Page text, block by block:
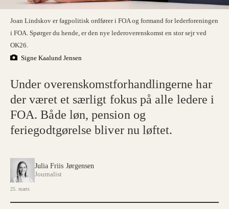
Joan Lindskov er fagpolitisk ordfører i FOA og formand for lederforeningen
i FOA. Spørger du hende, er den nye lederoverenskomst en stor sejr ved
OK26.
Signe Kaalund Jensen
Under overenskomstforhandlingerne har
der været et særligt fokus på alle ledere i
FOA. Både løn, pension og
feriegodtgørelse bliver nu løftet.
Julia Friis Jørgensen
Journalist
25. marts